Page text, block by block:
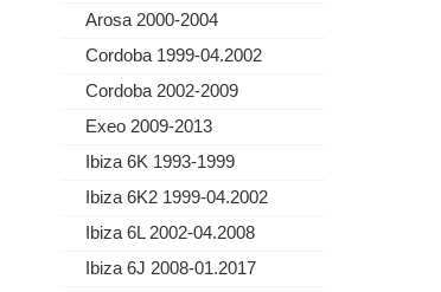
Arosa 2000-2004
Cordoba 1999-04.2002
Cordoba 2002-2009
Exeo 2009-2013
Ibiza 6K 1993-1999
Ibiza 6K2 1999-04.2002
Ibiza 6L 2002-04.2008
Ibiza 6J 2008-01.2017